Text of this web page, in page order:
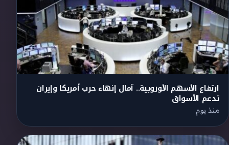
ارتفاع الأسهم الأوروبية.. آمال إنهاء حرب أمريكا وإيران
تدعم الأسواق
منذ يوم